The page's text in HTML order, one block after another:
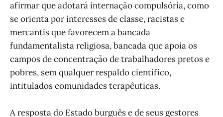
afirmar que adotará internação compulsória, como
se orienta por interesses de classe, racistas e
mercantis que favorecem a bancada
fundamentalista religiosa, bancada que apoia os
campos de concentração de trabalhadores pretos e
pobres, sem qualquer respaldo científico,
intitulados comunidades terapêuticas.
A resposta do Estado burguês e de seus gestores